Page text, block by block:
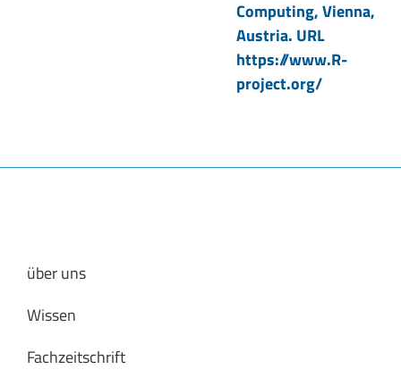
Computing, Vienna,
Austria. URL
https://www.R-
project.org/
über uns
Wissen
Fachzeitschrift